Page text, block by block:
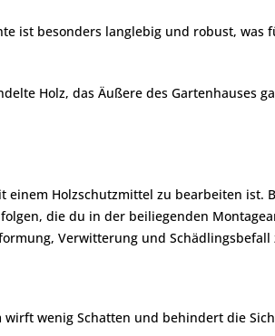
ist besonders langlebig und robust,
Holz, das Äußere des Gartenhauses
Holzschutzmittel zu bearbeiten ist.
die du in der beiliegenden
Verwitterung und Schädlingsbefall
wenig Schatten und behindert die